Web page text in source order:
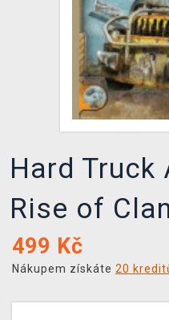
TCG & BOARDGAME
VÝKUP HER (BAZAR)
Hard Truck
Rise of
499 Kč
Nákupem získáte 20